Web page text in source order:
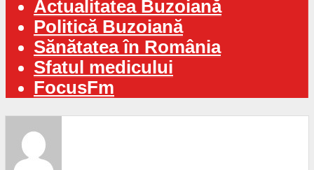
Actualitatea Buzoiană
Politică Buzoiană
Sănătatea în România
Sfatul medicului
FocusFm